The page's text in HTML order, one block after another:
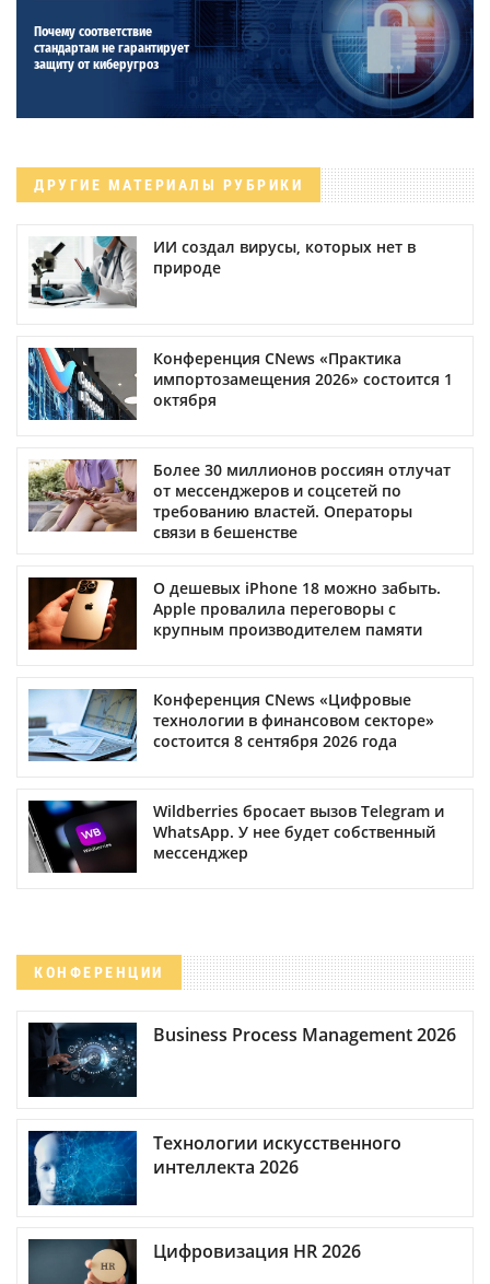
Почему соответствие
стандартам не гарантирует
защиту от киберугроз
ДРУГИЕ МАТЕРИАЛЫ РУБРИКИ
ИИ создал вирусы, которых нет в
природе
Конференция CNews «Практика
импортозамещения 2026» состоится 1
октября
Более 30 миллионов россиян отлучат
от мессенджеров и соцсетей по
требованию властей. Операторы
связи в бешенстве
О дешевых iPhone 18 можно забыть.
Apple провалила переговоры с
крупным производителем памяти
Конференция CNews «Цифровые
технологии в финансовом секторе»
состоится 8 сентября 2026 года
Wildberries бросает вызов Telegram и
WhatsApp. У нее будет собственный
мессенджер
КОНФЕРЕНЦИИ
Business Process Management 2026
Технологии искусственного
интеллекта 2026
Цифровизация HR 2026